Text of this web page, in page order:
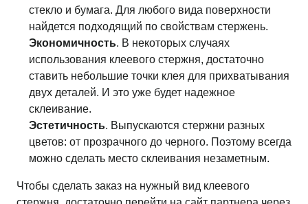
стекло и бумага. Для любого вида поверхности
найдется подходящий по свойствам стержень.
Экономичность. В некоторых случаях
использования клеевого стержня, достаточно
ставить небольшие точки клея для прихватывания
двух деталей. И это уже будет надежное
склеивание.
Эстетичность. Выпускаются стержни разных
цветов: от прозрачного до черного. Поэтому всегда
можно сделать место склеивания незаметным.
Чтобы сделать заказ на нужный вид клеевого